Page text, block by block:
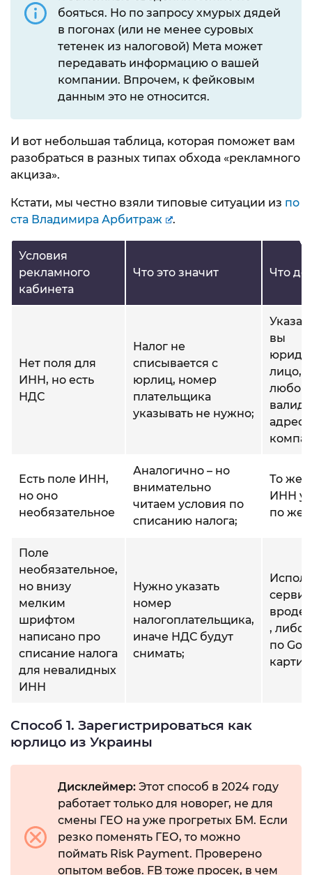
бояться. Но по запросу хмурых дядей
в погонах (или не менее суровых
тетенек из налоговой) Мета может
передавать информацию о вашей
компании. Впрочем, к фейковым
данным это не относится.
И вот небольшая таблица, которая поможет вам
разобраться в разных типах обхода «рекламного
акциза».
Кстати, мы честно взяли типовые ситуации из по
ста Владимира Арбитраж
.
Условия
рекламного
кабинета
Что это значит Что
Нет поля для
ИНН, но есть
НДС
Налог не
списывается с
юрлиц, номер
плательщика
указывать не нужно;
вы
лицо,
любой
адрес
Есть поле ИНН,
но оно
необязательное
Аналогично – но
внимательно
читаем условия по
списанию налога;
То же
ИНН
по
Поле
необязательное,
но внизу
мелким
шрифтом
написано про
списание налога
для невалидных
ИНН
Нужно указать
номер
налогоплательщика,
иначе НДС будут
снимать;
вроде
, либо
по
Способ 1. Зарегистрироваться как
юрлицо из Украины
Дисклеймер: Этот способ в 2024 году
работает только для новорег, не для
смены ГЕО на уже прогретых БМ. Если
резко поменять ГЕО, то можно
поймать Risk Payment. Проверено
опытом вебов. FB тоже просек, в чем